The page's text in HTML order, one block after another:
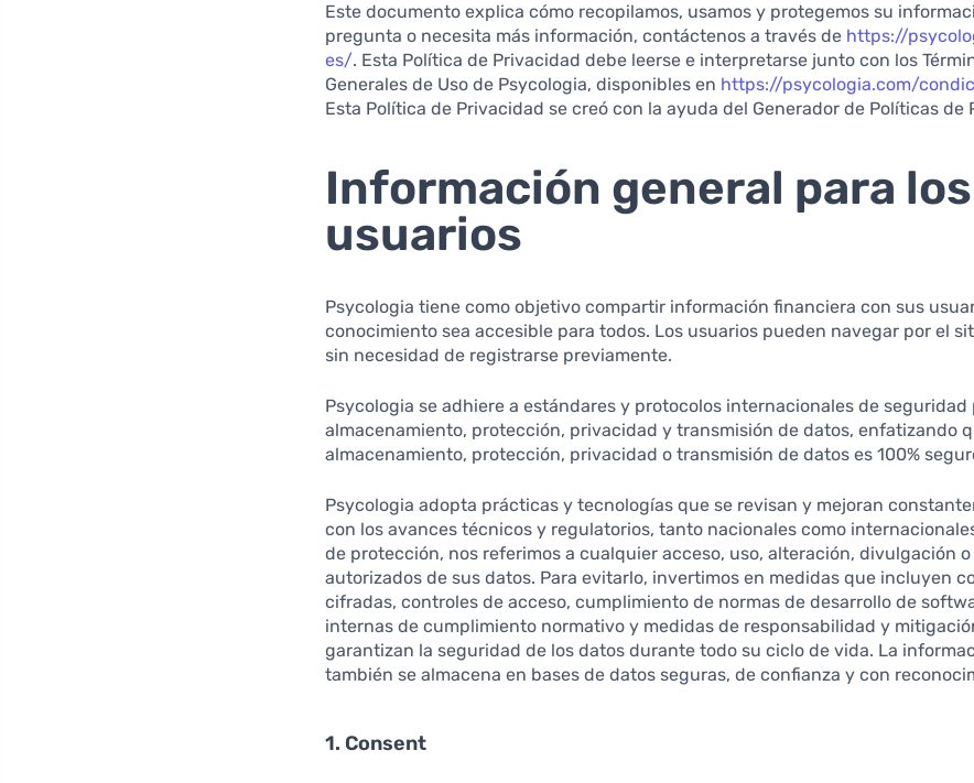
Este documento explica cómo recopilamos, usamos y protegemos su
pregunta o necesita más información, contáctenos a través de https://
es/. Esta Política de Privacidad debe leerse e interpretarse junto con los
Generales de Uso de Psycologia, disponibles en https://psycologia.com/
Esta Política de Privacidad se creó con la ayuda del Generador de Políticas de
Información general para los
usuarios
Psycologia tiene como objetivo compartir información financiera con sus
conocimiento sea accesible para todos. Los usuarios pueden navegar por el
sin necesidad de registrarse previamente.
Psycologia se adhiere a estándares y protocolos internacionales de seguridad
almacenamiento, protección, privacidad y transmisión de datos, enfatizando
almacenamiento, protección, privacidad o transmisión de datos es 100%
Psycologia adopta prácticas y tecnologías que se revisan y mejoran
con los avances técnicos y regulatorios, tanto nacionales como
de protección, nos referimos a cualquier acceso, uso, alteración, divulgación
autorizados de sus datos. Para evitarlo, invertimos en medidas que incluyen
cifradas, controles de acceso, cumplimiento de normas de desarrollo de
internas de cumplimiento normativo y medidas de responsabilidad y
garantizan la seguridad de los datos durante todo su ciclo de vida. La
también se almacena en bases de datos seguras, de confianza y con
1. Consent